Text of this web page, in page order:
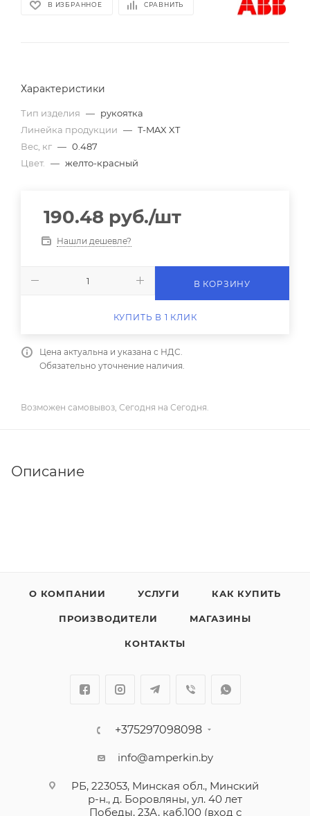
В ИЗБРАННОЕ СРАВНИТЬ
Характеристики
Тип изделия — рукоятка
Линейка продукции — T-MAX XT
Вес, кг — 0.487
Цвет.
— желто-красный
190.48 руб./шт
Нашли дешевле?
В КОРЗИНУ
КУПИТЬ В 1 КЛИК
Цена актуальна и указана с НДС.
Обязательно уточнение наличия.
Возможен самовывоз, Сегодня на Сегодня.
Описание
О КОМПАНИИ УСЛУГИ КАК КУПИТЬ
ПРОИЗВОДИТЕЛИ МАГАЗИНЫ
КОНТАКТЫ
+375297098098
info@amperkin.by
РБ, 223053, Минская обл., Минский
р-н., д. Боровляны, ул. 40 лет
Победы, 23А, каб.100 (вход с